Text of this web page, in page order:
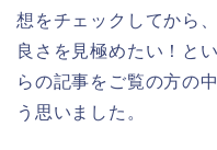
想をチェックしてから
良さを見極めたい！と
らの記事をご覧の方の
う思いました。